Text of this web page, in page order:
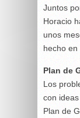
Juntos
Horacio
unos
hecho en
Plan de
Los
con
Plan de